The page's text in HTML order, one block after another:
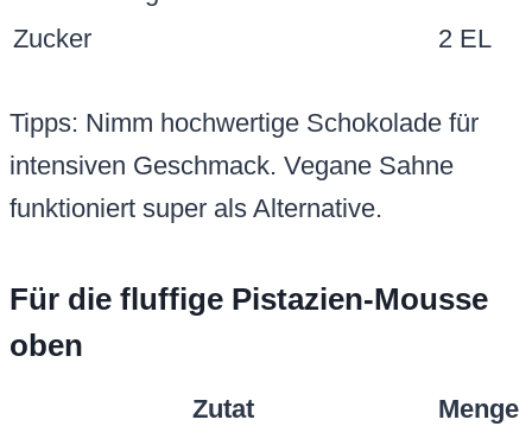
Zucker
2 EL
Tipps: Nimm hochwertige Schokolade für
intensiven Geschmack. Vegane Sahne
funktioniert super als Alternative.
Für die fluffige Pistazien-Mousse
oben
Zutat
Menge